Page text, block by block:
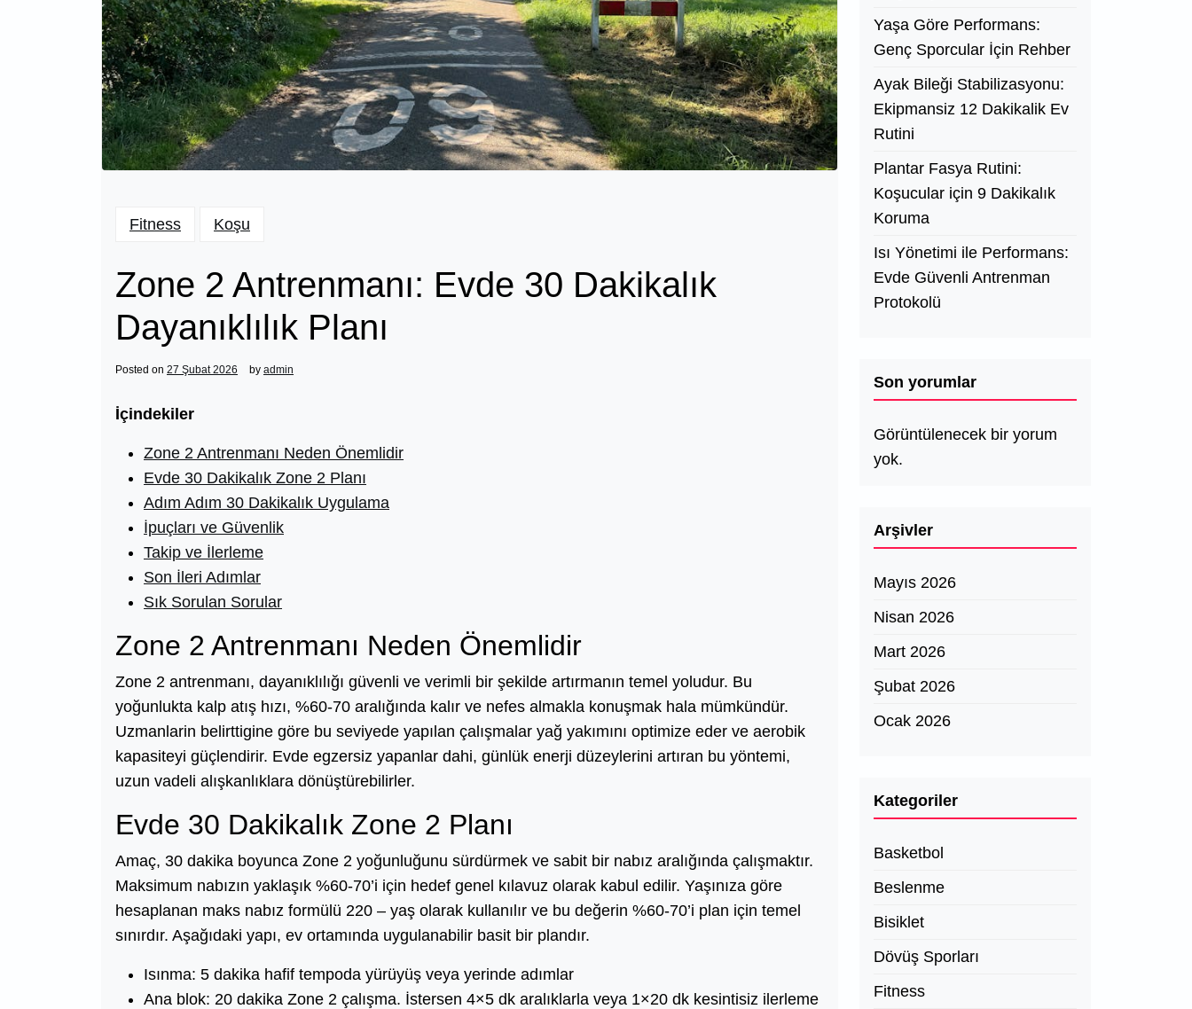
Fitness Koşu
Zone 2 Antrenmanı: Evde 30 Dakikalık
Dayanıklılık Planı
Posted on 27 Şubat 2026 by admin
İçindekiler
Zone 2 Antrenmanı Neden Önemlidir
Evde 30 Dakikalık Zone 2 Planı
Adım Adım 30 Dakikalık Uygulama
İpuçları ve Güvenlik
Takip ve İlerleme
Son İleri Adımlar
Sık Sorulan Sorular
Zone 2 Antrenmanı Neden Önemlidir
Zone 2 antrenmanı, dayanıklılığı güvenli ve verimli bir şekilde artırmanın temel yoludur. Bu
yoğunlukta kalp atış hızı, %60-70 aralığında kalır ve nefes almakla konuşmak hala mümkündür.
Uzmanlarin belirttigine göre bu seviyede yapılan çalışmalar yağ yakımını optimize eder ve aerobik
kapasiteyi güçlendirir. Evde egzersiz yapanlar dahi, günlük enerji düzeylerini artıran bu yöntemi,
uzun vadeli alışkanlıklara dönüştürebilirler.
Evde 30 Dakikalık Zone 2 Planı
Amaç, 30 dakika boyunca Zone 2 yoğunluğunu sürdürmek ve sabit bir nabız aralığında çalışmaktır.
Maksimum nabızın yaklaşık %60-70’i için hedef genel kılavuz olarak kabul edilir. Yaşınıza göre
hesaplanan maks nabız formülü 220 – yaş olarak kullanılır ve bu değerin %60-70’i plan için temel
sınırdır. Aşağıdaki yapı, ev ortamında uygulanabilir basit bir plandır.
Isınma: 5 dakika hafif tempoda yürüyüş veya yerinde adımlar
Ana blok: 20 dakika Zone 2 çalışma. İstersen 4×5 dk aralıklarla veya 1×20 dk kesintisiz ilerleme
Yaşa Göre Performans:
Genç Sporcular İçin Rehber
Ayak Bileği Stabilizasyonu:
Ekipmansiz 12 Dakikalik Ev
Rutini
Plantar Fasya Rutini:
Koşucular için 9 Dakikalık
Koruma
Isı Yönetimi ile Performans:
Evde Güvenli Antrenman
Protokolü
Son yorumlar
Görüntülenecek bir yorum
yok.
Arşivler
Mayıs 2026
Nisan 2026
Mart 2026
Şubat 2026
Ocak 2026
Kategoriler
Basketbol
Beslenme
Bisiklet
Dövüş Sporları
Fitness